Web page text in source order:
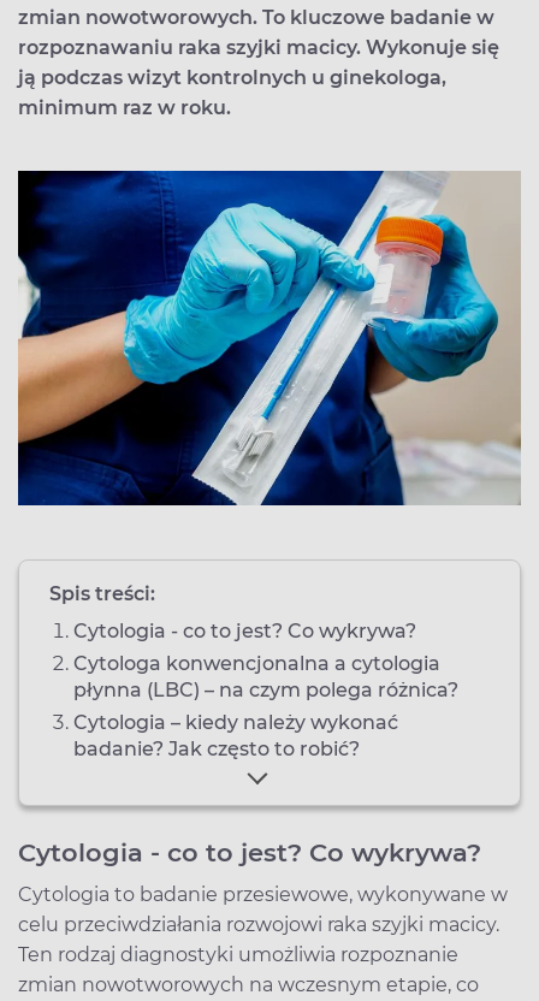
zmian nowotworowych. To kluczowe badanie w
rozpoznawaniu raka szyjki macicy. Wykonuje się
ją podczas wizyt kontrolnych u ginekologa,
minimum raz w roku.
Spis treści:
Cytologia - co to jest? Co wykrywa?
Cytologa konwencjonalna a cytologia
płynna (LBC) – na czym polega różnica?
Cytologia – kiedy należy wykonać
badanie? Jak często to robić?
Cytologia - co to jest? Co wykrywa?
Cytologia to badanie przesiewowe, wykonywane w
celu przeciwdziałania rozwojowi raka szyjki macicy.
Ten rodzaj diagnostyki umożliwia rozpoznanie
zmian nowotworowych na wczesnym etapie, co